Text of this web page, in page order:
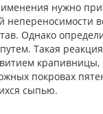
нужно
непереносимости
Однако
Такая
покровах
сыпью.